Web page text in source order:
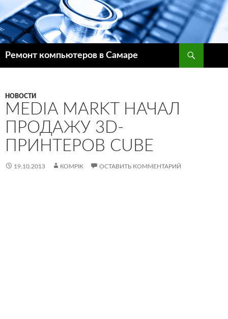
Ремонт компьютеров в Самаре
НОВОСТИ
MEDIA MARKT НАЧАЛ
ПРОДАЖУ 3D-
ПРИНТЕРОВ CUBE
19.10.2013 KOMPIK ОСТАВИТЬ КОММЕНТАРИЙ